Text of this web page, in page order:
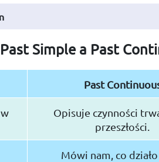
Simple a Past
Past
Opisuje czynności
przeszłości.
Mówi nam, co